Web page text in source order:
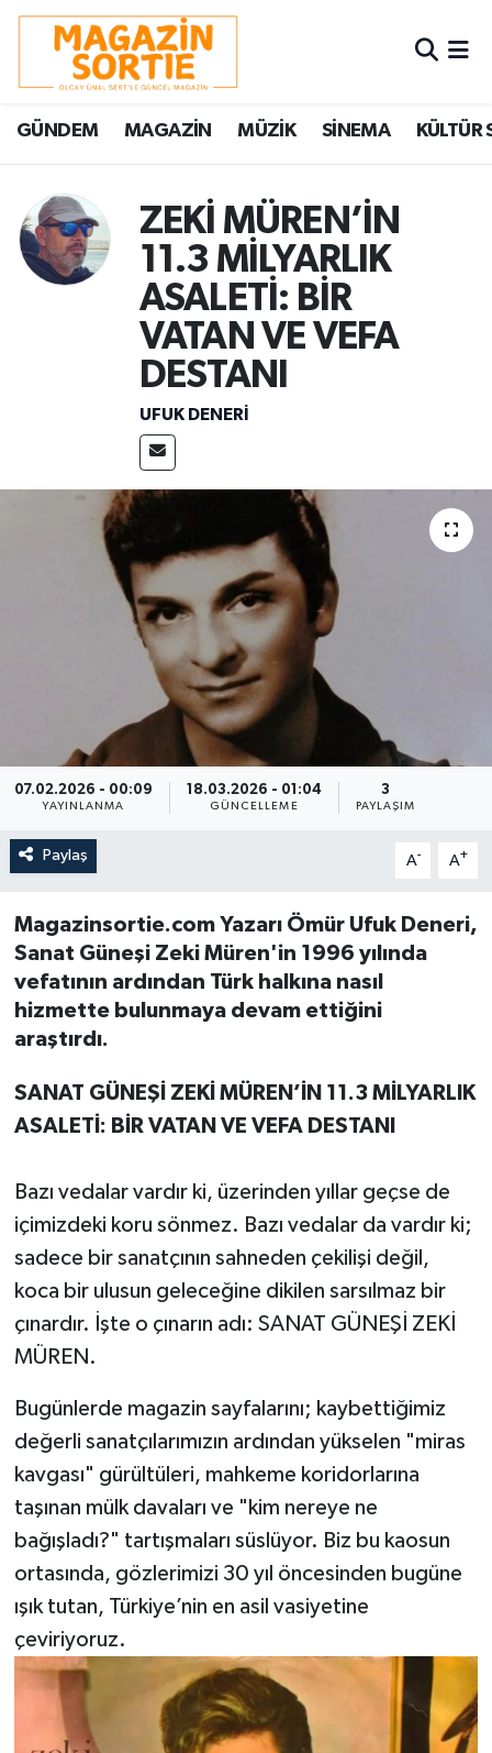
GÜNDEM MAGAZİN MÜZİK SİNEMA KÜLTÜR
ZEKİ MÜREN’İN
11.3 MİLYARLIK
ASALETİ: BİR
VATAN VE VEFA
DESTANI
UFUK DENERİ
07.02.2026 - 00:09
YAYINLANMA
18.03.2026 - 01:04
GÜNCELLEME
3
PAYLAŞIM
Paylaş A- A+
Magazinsortie.com Yazarı Ömür Ufuk Deneri,
Sanat Güneşi Zeki Müren'in 1996 yılında
vefatının ardından Türk halkına nasıl
hizmette bulunmaya devam ettiğini
araştırdı.
SANAT GÜNEŞİ ZEKİ MÜREN’İN 11.3 MİLYARLIK
ASALETİ: BİR VATAN VE VEFA DESTANI
Bazı vedalar vardır ki, üzerinden yıllar geçse de
içimizdeki koru sönmez. Bazı vedalar da vardır ki;
sadece bir sanatçının sahneden çekilişi değil,
koca bir ulusun geleceğine dikilen sarsılmaz bir
çınardır. İşte o çınarın adı: SANAT GÜNEŞİ ZEKİ
MÜREN.
​Bugünlerde magazin sayfalarını; kaybettiğimiz
değerli sanatçılarımızın ardından yükselen "miras
kavgası" gürültüleri, mahkeme koridorlarına
taşınan mülk davaları ve "kim nereye ne
bağışladı?" tartışmaları süslüyor. Biz bu kaosun
ortasında, gözlerimizi 30 yıl öncesinden bugüne
ışık tutan, Türkiye’nin en asil vasiyetine
çeviriyoruz.
Nöbetçi Eczaneler
Hava Durumu
Trafik Durumu
Süper Lig Puan Durumu ve Fikstür
Tüm Manşetler
Son Dakika Haberleri
Haber Arşivi